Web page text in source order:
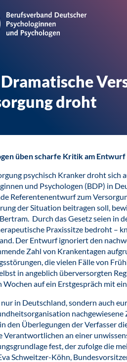
droht
üben scharfe Kritik am
psychisch Kranker droht sich
und Psychologen (BDP) in
Referentenentwurf zum
der Situation beitragen soll,
Durch das Gesetz seien in
Praxissitze bedroht –
Der Entwurf ignoriert den
Zahl von Krankentagen
die vielen Fälle von
in angeblich überversorgten
Wochen auf ein Erstgespräch mit
in Deutschland, sondern auch
den Überlegungen der Verfasser
Verantwortlichen an einer
fest, der zufolge die
Schweitzer-Köhn,